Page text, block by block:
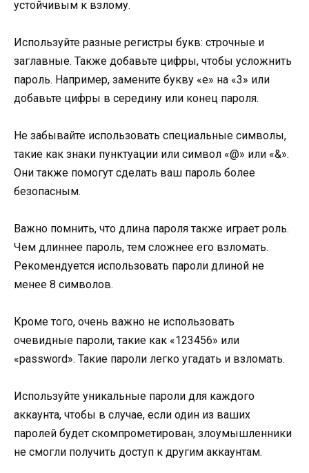
устойчивым к взлому.
Используйте разные регистры букв: строчные и
заглавные. Также добавьте цифры, чтобы усложнить
пароль. Например, замените букву «e» на «3» или
добавьте цифры в середину или конец пароля.
Не забывайте использовать специальные символы,
такие как знаки пунктуации или символ «@» или «&».
Они также помогут сделать ваш пароль более
безопасным.
Важно помнить, что длина пароля также играет роль.
Чем длиннее пароль, тем сложнее его взломать.
Рекомендуется использовать пароли длиной не
менее 8 символов.
Кроме того, очень важно не использовать
очевидные пароли, такие как «123456» или
«password». Такие пароли легко угадать и взломать.
Используйте уникальные пароли для каждого
аккаунта, чтобы в случае, если один из ваших
паролей будет скомпрометирован, злоумышленники
не смогли получить доступ к другим аккаунтам.